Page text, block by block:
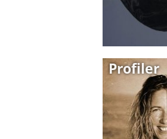
Profiler